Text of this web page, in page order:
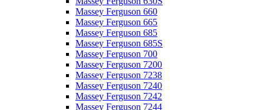
Massey Ferguson 660
Massey Ferguson 665
Massey Ferguson 685
Massey Ferguson 685S
Massey Ferguson 700
Massey Ferguson 7200
Massey Ferguson 7238
Massey Ferguson 7240
Massey Ferguson 7242
Massey Ferguson 7244